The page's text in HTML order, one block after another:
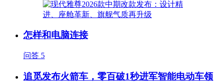
怎样和电脑连接
问答 5
追觅发布火箭车，零百破1秒进军智能电动车领